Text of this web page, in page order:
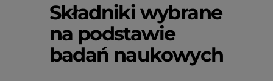
Składniki wybrane
na podstawie
badań naukowych